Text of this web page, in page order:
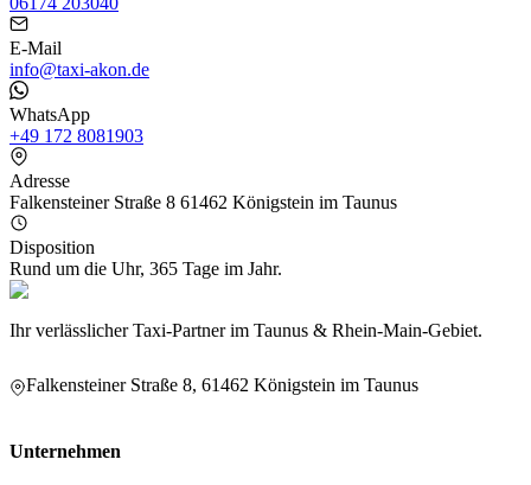
E-Mail
info@taxi-akon.de
WhatsApp
+49 172 8081903
Adresse
Falkensteiner Straße 8 61462 Königstein im Taunus
Disposition
Rund um die Uhr, 365 Tage im Jahr.
Ihr verlässlicher Taxi-Partner im Taunus & Rhein-Main-Gebiet.
Falkensteiner Straße 8, 61462 Königstein im Taunus
Unternehmen